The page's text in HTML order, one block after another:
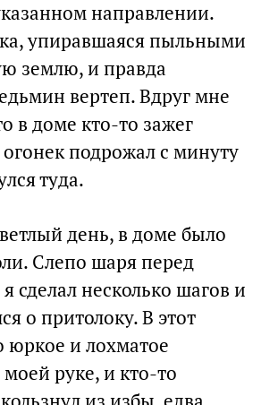
направлении.
упиравшаяся пыльными
землю, и правда
вертеп. Вдруг мне
в доме кто-то зажег
подрожал с минуту
туда.
день, в доме было
Слепо шаря перед
сделал несколько шагов и
о притолоку. В этот
юркое и лохматое
руке, и кто-то